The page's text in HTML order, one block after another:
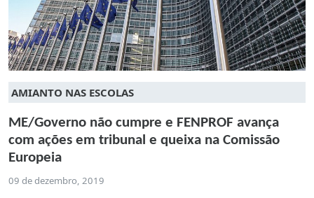
AMIANTO NAS ESCOLAS
ME/Governo não cumpre e FENPROF avança
com ações em tribunal e queixa na Comissão
Europeia
09 de dezembro, 2019